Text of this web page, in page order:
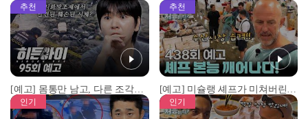
추천
[예고] 몸통만 남고, 다른 조각은 어디에..? 시화호에서 드러난 충격적인 토막 살인사건!
추천
[예고] 미슐랭 셰프가 미쳐버린 이유! 본능이 깨어난 사건은?
인기 인기